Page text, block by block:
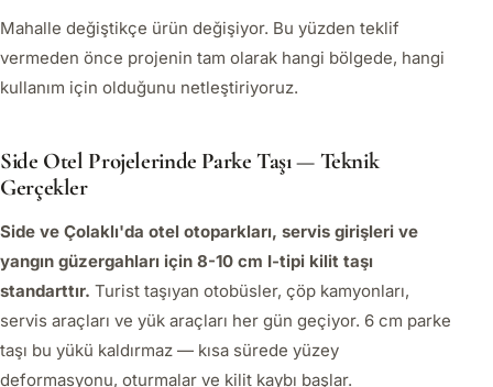
Mahalle değiştikçe ürün değişiyor. Bu yüzden teklif
vermeden önce projenin tam olarak hangi bölgede, hangi
kullanım için olduğunu netleştiriyoruz.
Side Otel Projelerinde Parke Taşı — Teknik
Gerçekler
Side ve Çolaklı'da otel otoparkları, servis girişleri ve
yangın güzergahları için 8-10 cm I-tipi kilit taşı
standarttır. Turist taşıyan otobüsler, çöp kamyonları,
servis araçları ve yük araçları her gün geçiyor. 6 cm parke
taşı bu yükü kaldırmaz — kısa sürede yüzey
deformasyonu, oturmalar ve kilit kaybı başlar.